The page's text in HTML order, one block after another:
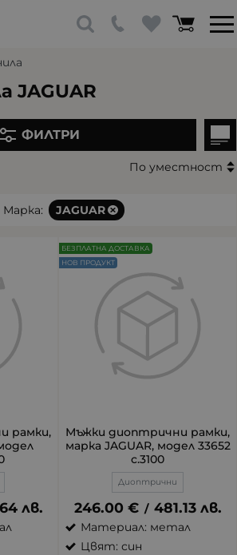
JAGUAR
ФИЛТРИ
По уместност
Марка: JAGUAR
рамки,
лв.
Мъжки диоптрични рамки,
марка JAGUAR, модел 33652
c.3100
Диоптрични
246.00 € / 481.13 лв.
Материал: метал
Цвят: син
БЕЗПЛАТНА ДОСТАВКА
НОВ ПРОДУКТ